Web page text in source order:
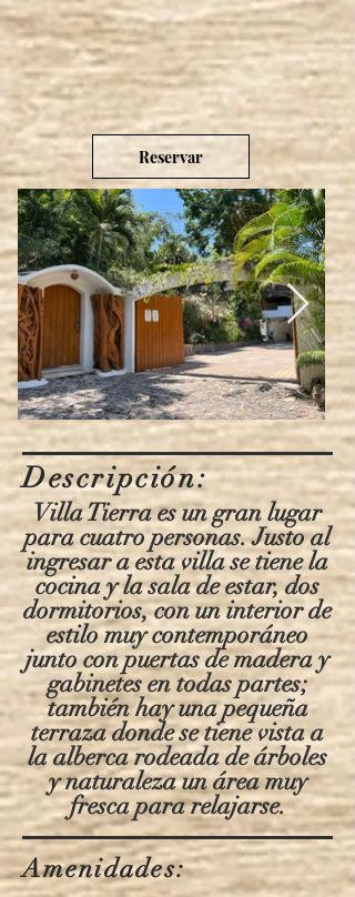
Reservar
Descripción:
Villa Tierra es un gran lugar
para cuatro personas. Justo al
ingresar a esta villa se tiene la
cocina y la sala de estar, dos
dormitorios, con un interior de
estilo muy contemporáneo
junto con puertas de madera y
gabinetes en todas partes;
también hay una pequeña
terraza donde se tiene vista a
la alberca rodeada de árboles
y naturaleza unáreamuy
fresca para relajarse.
Amenidades: